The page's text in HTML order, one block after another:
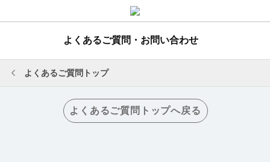
よくあるご質問・お問い合わせ
よくあるご質問トップ
よくあるご質問トップへ戻る